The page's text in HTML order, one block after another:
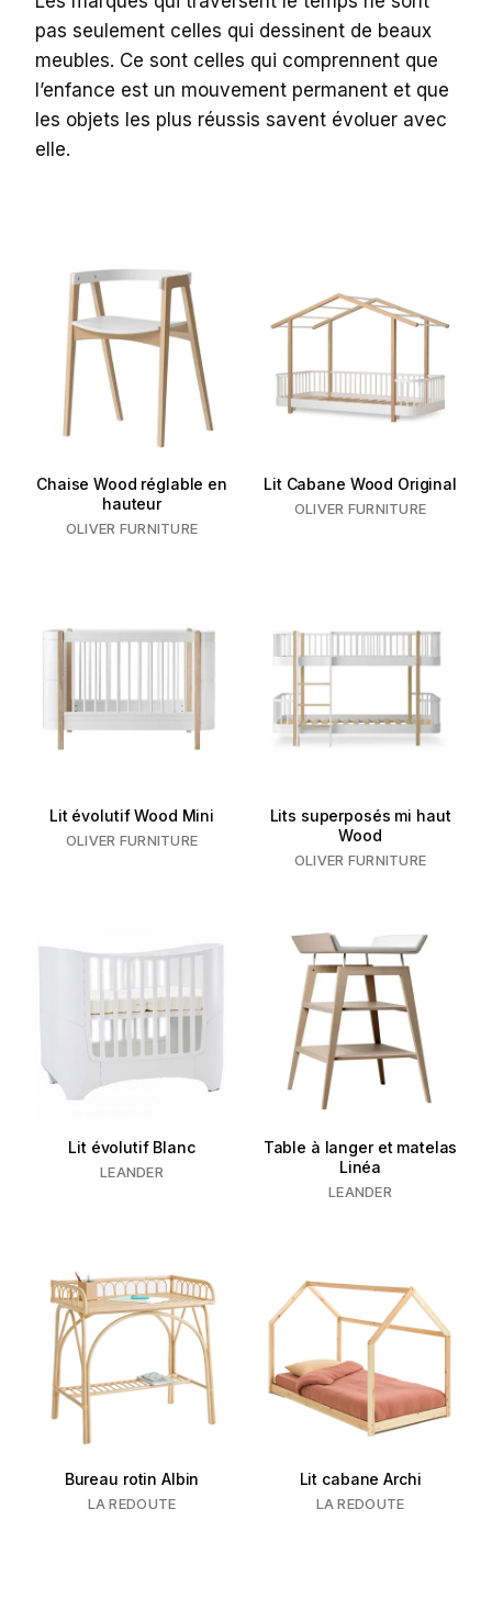
pas seulement celles qui dessinent de beaux
meubles. Ce sont celles qui comprennent que
l’enfance est un mouvement permanent et que
les objets les plus réussis savent évoluer avec
elle.
Chaise Wood réglable en
hauteur
OLIVER FURNITURE
Lit Cabane Wood Original
OLIVER FURNITURE
Lit évolutif Wood Mini
OLIVER FURNITURE
Lits superposés mi haut
Wood
OLIVER FURNITURE
Lit évolutif Blanc
LEANDER
Table à langer et matelas
Linéa
LEANDER
Bureau rotin Albin
LA REDOUTE
Lit cabane Archi
LA REDOUTE